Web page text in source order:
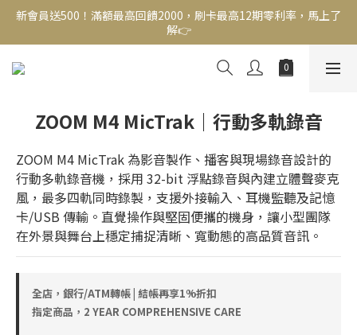
新會員送500！滿額最高回饋2000，刷卡最高12期零利率，馬上了
解👉
新會員送500！滿額最高回饋2000，刷卡最高12期零利率，馬上了
解👉
結帳頁選zingala銀角零卡分期，輕鬆打包
解👉
ZOOM M4 MicTrak｜行動多軌錄音
ZOOM M4 MicTrak 為影音製作、播客與現場錄音設計的
行動多軌錄音機，採用 32-bit 浮點錄音與內建立體聲麥克
風，最多四軌同時錄製，支援外接輸入、耳機監聽及記憶
卡/USB 傳輸。直覺操作與堅固便攜的機身，讓小型團隊
在外景與舞台上穩定捕捉清晰、寬動態的高品質音訊。
全店，銀行/ATM轉帳 | 結帳再享1%折扣
指定商品，2 YEAR COMPREHENSIVE CARE